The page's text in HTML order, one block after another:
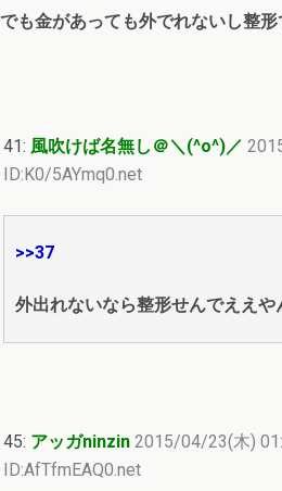
でも金があっても外でれないし整
41: 風吹けば名無し＠＼(^o^)／
ID:K0/5AYmq0.net
>>37
外出れないなら整形せんでええや
45: アッガninzin 2015/04/23(木)
ID:AfTfmEAQ0.net